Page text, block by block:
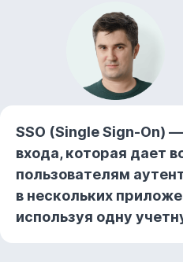
SSO (Single Sign-On)
входа, которая дает
пользователям
в нескольких
используя одну